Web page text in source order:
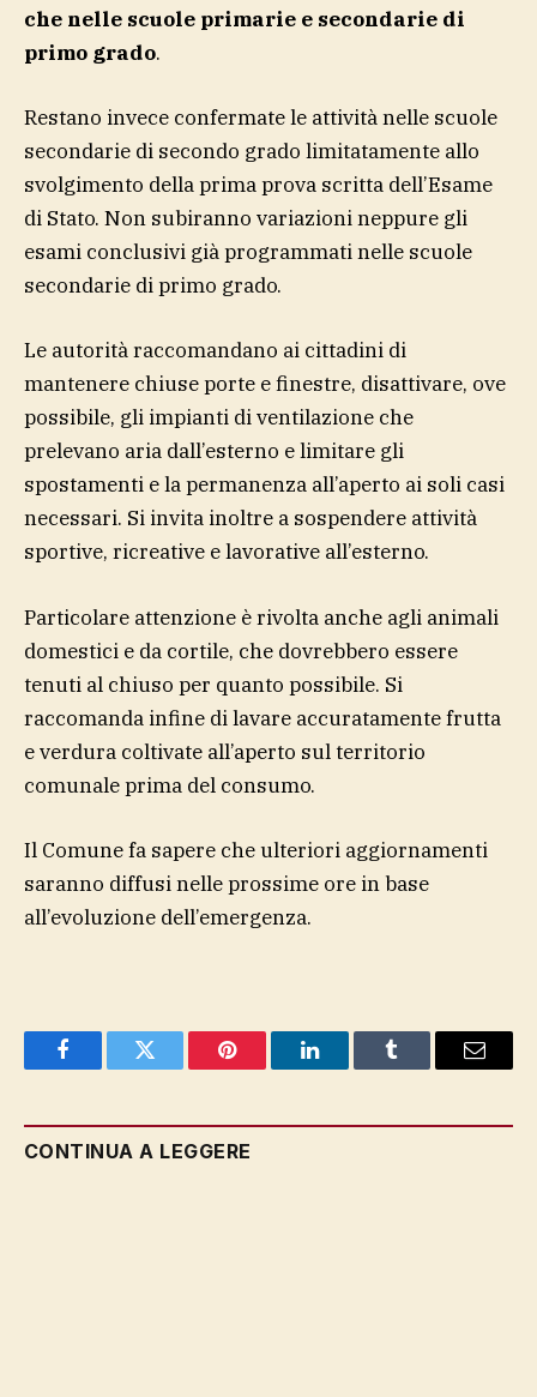
che nelle scuole primarie e secondarie di
primo grado.
Restano invece confermate le attività nelle scuole
secondarie di secondo grado limitatamente allo
svolgimento della prima prova scritta dell’Esame
di Stato. Non subiranno variazioni neppure gli
esami conclusivi già programmati nelle scuole
secondarie di primo grado.
Le autorità raccomandano ai cittadini di
mantenere chiuse porte e finestre, disattivare, ove
possibile, gli impianti di ventilazione che
prelevano aria dall’esterno e limitare gli
spostamenti e la permanenza all’aperto ai soli casi
necessari. Si invita inoltre a sospendere attività
sportive, ricreative e lavorative all’esterno.
Particolare attenzione è rivolta anche agli animali
domestici e da cortile, che dovrebbero essere
tenuti al chiuso per quanto possibile. Si
raccomanda infine di lavare accuratamente frutta
e verdura coltivate all’aperto sul territorio
comunale prima del consumo.
Il Comune fa sapere che ulteriori aggiornamenti
saranno diffusi nelle prossime ore in base
all’evoluzione dell’emergenza.
FacebookTwitter Pinterest LinkedInTumblr Email
CONTINUA A LEGGERE